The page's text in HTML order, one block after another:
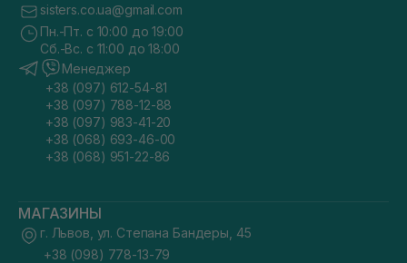
sisters.co.ua@gmail.com
Пн.-Пт. с 10:00 до 19:00
Сб.-Вс. с 11:00 до 18:00
Менеджер
+38 (097) 612-54-81
+38 (097) 788-12-88
+38 (097) 983-41-20
+38 (068) 693-46-00
+38 (068) 951-22-86
МАГАЗИНЫ
г. Львов, ул. Степана Бандеры, 45
+38 (098) 778-13-79